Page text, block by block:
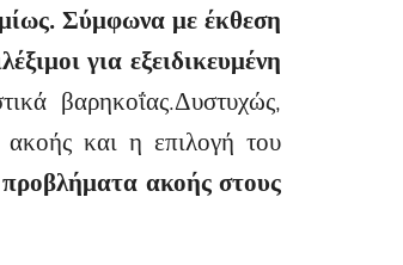
Σύμφωνα με έκθεση
για εξειδικευμένη
βαρηκοΐας.Δυστυχώς,
και η επιλογή του
ακοής στους